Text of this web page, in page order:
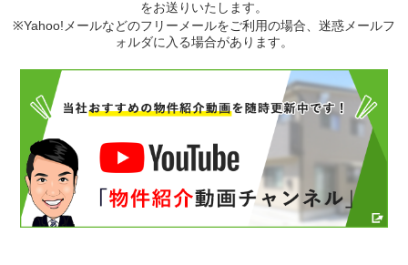
をお送りいたします。
※Yahoo!メールなどのフリーメールをご利用の場合、迷惑メールフ
ォルダに入る場合があります。